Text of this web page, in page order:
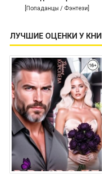
[Попаданцы / Фэнтези]
ЛУЧШИЕ ОЦЕНКИ У